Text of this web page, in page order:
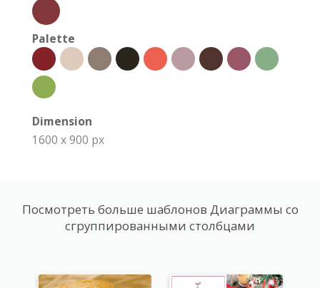
Palette
Dimension
1600 x 900 px
Посмотреть больше шаблонов Диаграммы со
сгруппированными столбцами